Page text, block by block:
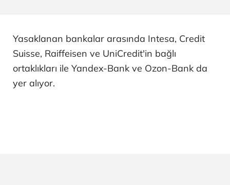
Yasaklanan bankalar arasında Intesa, Credit
Suisse, Raiffeisen ve UniCredit'in bağlı
ortaklıkları ile Yandex-Bank ve Ozon-Bank da
yer alıyor.